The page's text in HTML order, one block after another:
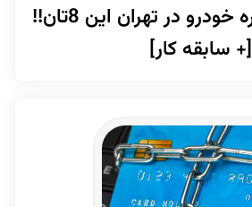
آژانس های اجاره خودرو در تهران این 8تان!!
[+ سابقه کار]